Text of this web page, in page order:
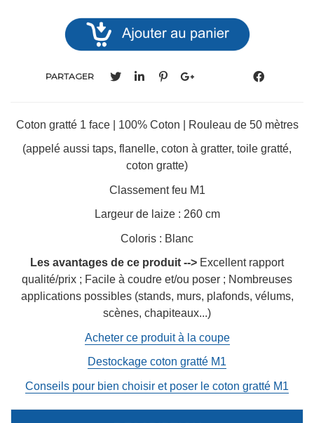
PARTAGER
Coton gratté 1 face | 100% Coton | Rouleau de 50 mètres
(appelé aussi taps, flanelle, coton à gratter, toile gratté,
coton gratte)
Classement feu M1
Largeur de laize : 260 cm
Coloris : Blanc
Les avantages de ce produit --> Excellent rapport
qualité/prix ; Facile à coudre et/ou poser ; Nombreuses
applications possibles (stands, murs, plafonds, vélums,
scènes, chapiteaux...)
Acheter ce produit à la coupe
Destockage coton gratté M1
Conseils pour bien choisir et poser le coton gratté M1